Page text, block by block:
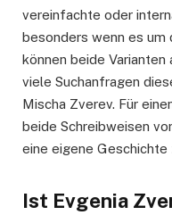
vereinfachte oder
besonders wenn es um
können beide Varianten
viele Suchanfragen
Mischa Zverev. Für
beide Schreibweisen
eine eigene Geschichte
Ist Evgenia